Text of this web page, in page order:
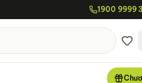
1900 9999